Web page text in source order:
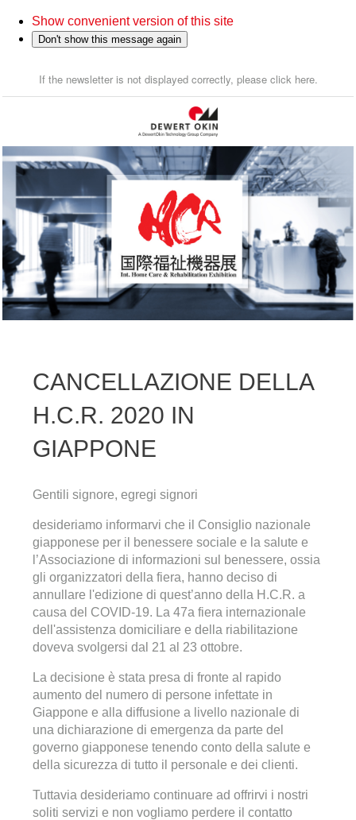
Show convenient version of this site
Don't show this message again
If the newsletter is not displayed correctly, please click here.
CANCELLAZIONE DELLA
H.C.R. 2020 IN
GIAPPONE
Gentili signore, egregi signori
desideriamo informarvi che il Consiglio nazionale
giapponese per il benessere sociale e la salute e
l’Associazione di informazioni sul benessere, ossia
gli organizzatori della fiera, hanno deciso di
annullare l'edizione di quest’anno della H.C.R. a
causa del COVID-19. La 47a fiera internazionale
dell'assistenza domiciliare e della riabilitazione
doveva svolgersi dal 21 al 23 ottobre.
La decisione è stata presa di fronte al rapido
aumento del numero di persone infettate in
Giappone e alla diffusione a livello nazionale di
una dichiarazione di emergenza da parte del
governo giapponese tenendo conto della salute e
della sicurezza di tutto il personale e dei clienti.
Tuttavia desideriamo continuare ad offrirvi i nostri
soliti servizi e non vogliamo perdere il contatto